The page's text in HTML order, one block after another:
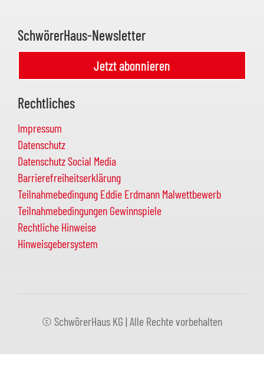
SchwörerHaus-Newsletter
Jetzt abonnieren
Rechtliches
Impressum
Datenschutz
Datenschutz Social Media
Barrierefreiheitserklärung
Teilnahmebedingung Eddie Erdmann Malwettbewerb
Teilnahmebedingungen Gewinnspiele
Rechtliche Hinweise
Hinweisgebersystem
© SchwörerHaus KG | Alle Rechte vorbehalten